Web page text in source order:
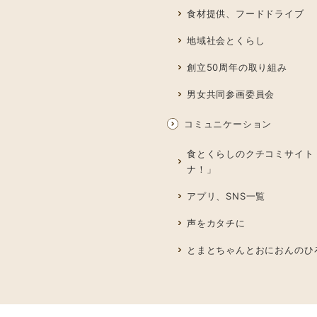
食材提供、フードドライブ
地域社会とくらし
創立50周年の取り組み
男女共同参画委員会
コミュニケーション
食とくらしのクチコミサイト
ナ！」
アプリ、SNS一覧
声をカタチに
とまとちゃんとおにおんのひ